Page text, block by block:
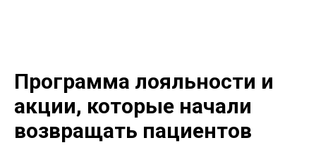
Программа лояльности и
акции, которые начали
возвращать пациентов